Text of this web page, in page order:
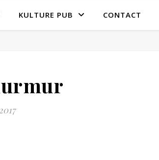
KULTURE PUB CONTACT